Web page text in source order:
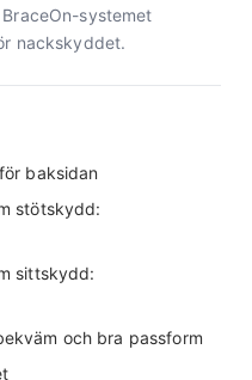
systemet
nackskyddet.
baksidan
stötskydd:
sittskydd:
och bra passform